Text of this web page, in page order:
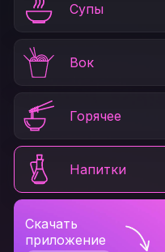
Супы
Вок
Горячее
Напитки
Скачать
приложение